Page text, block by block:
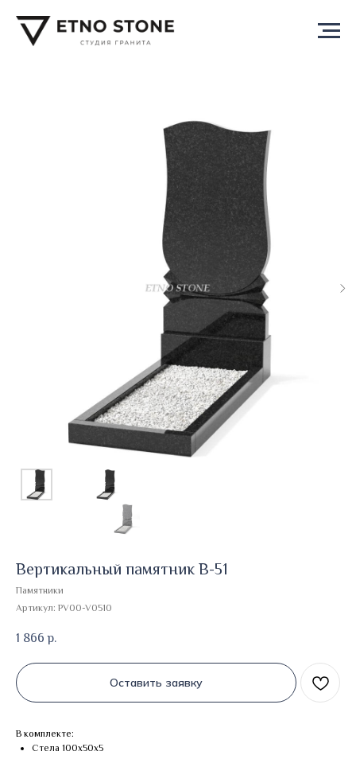
Вертикальный памятник В-51
Памятники
Артикул: PV00-V0510
1 866 р.
Оставить заявку
В комплекте:
Стела 100х50х5